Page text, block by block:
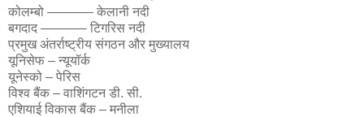
कोलम्बो ———– केलानी नदी
बगदाद ———– टिगरिस नदी
प्रमुख अंतर्राष्ट्रीय संगठन और मुख्यालय
यूनिसेफ – न्यूयॉर्क
यूनेस्को – पेरिस
विश्व बैंक – वाशिंगटन डी. सी.
एशियाई विकास बैंक – मनीला